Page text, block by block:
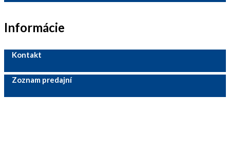
Informácie
Kontakt
Zoznam predajní